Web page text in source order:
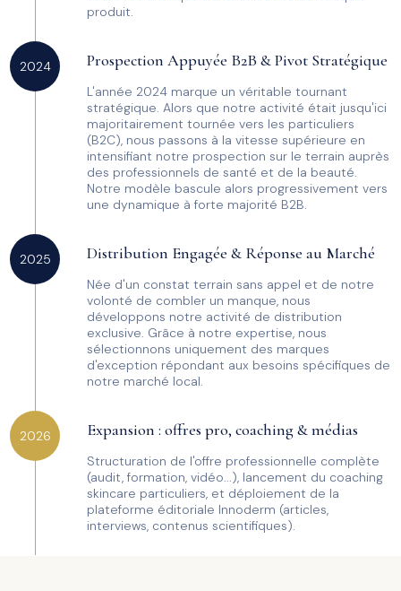
produit.
Prospection Appuyée B2B & Pivot Stratégique
L'année 2024 marque un véritable tournant
stratégique. Alors que notre activité était jusqu'ici
majoritairement tournée vers les particuliers
(B2C), nous passons à la vitesse supérieure en
intensifiant notre prospection sur le terrain auprès
des professionnels de santé et de la beauté.
Notre modèle bascule alors progressivement vers
une dynamique à forte majorité B2B.
2024
Distribution Engagée & Réponse au Marché
Née d'un constat terrain sans appel et de notre
volonté de combler un manque, nous
développons notre activité de distribution
exclusive. Grâce à notre expertise, nous
sélectionnons uniquement des marques
d'exception répondant aux besoins spécifiques de
notre marché local.
2025
Expansion : offres pro, coaching & médias
Structuration de l'offre professionnelle complète
(audit, formation, vidéo...), lancement du coaching
skincare particuliers, et déploiement de la
plateforme éditoriale Innoderm (articles,
interviews, contenus scientifiques).
2026